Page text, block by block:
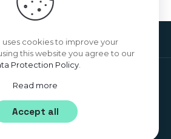
Pohl GmbH & Co. KG | All Rights
uses cookies to improve your
this website you agree to our
Protection Policy
Read more
Accept all